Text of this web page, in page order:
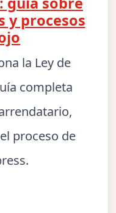
y procesos
la Ley de
completa
proceso de